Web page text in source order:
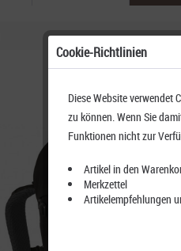
Cookie-Richtlinien
Diese Website verwendet
zu können. Wenn Sie
Funktionen nicht zur
Artikel in den
Merkzettel
Artikelempfehlungen